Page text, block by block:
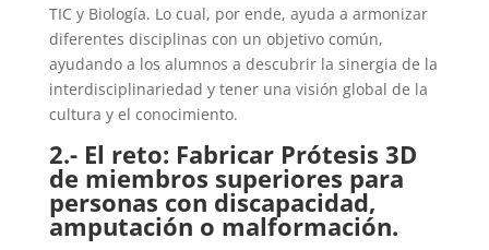
TIC y Biología. Lo cual, por ende, ayuda a armonizar
diferentes disciplinas con un objetivo común,
ayudando a los alumnos a descubrir la sinergia de la
interdisciplinariedad y tener una visión global de la
cultura y el conocimiento.
2.- El reto: Fabricar Prótesis 3D
de miembros superiores para
personas con discapacidad,
amputación o malformación.